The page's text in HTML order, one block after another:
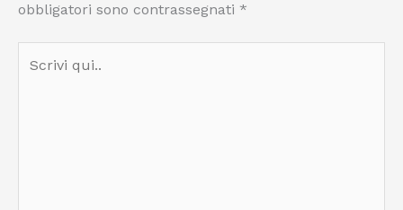
obbligatori sono contrassegnati *
qui..